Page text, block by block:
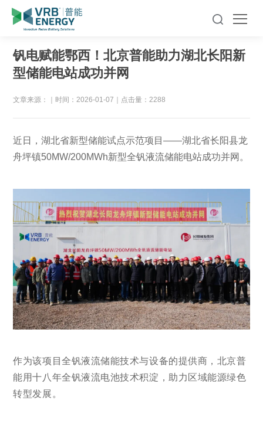
钒电赋能鄂西！北京普能助力湖北长阳新
型储能电站成功并网
文章来源： 时间：2026-01-07 点击量：2288
近日，湖北省新型储能试点示范项目——湖北省长阳县龙
舟坪镇50MW/200MWh新型全钒液流储能电站成功并网。
作为该项目全钒液流储能技术与设备的提供商，北京普
能用十八年全钒液流电池技术积淀，助力区域能源绿色
转型发展。